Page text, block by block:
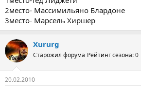
2место- Массимильяно Блардоне
3место- Марсель Хиршер
Xururg
Старожил форума Рейтинг сезона: 0
20.02.2010